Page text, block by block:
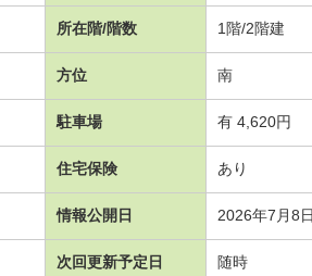
所在階/階数 1階/2階建
方位 南
駐車場 有 4,620円
住宅保険 あり
情報公開日 2026年7月8日
次回更新予定日 随時